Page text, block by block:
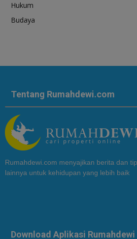
Hukum
Budaya
Tentang Rumahdewi.com
Rumahdewi.com menyajikan berita dan
lainnya untuk kehidupan yang lebih baik
Download Aplikasi Rumahdewi